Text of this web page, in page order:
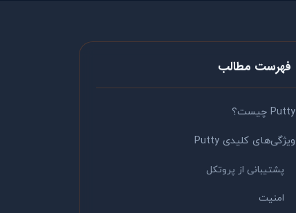
فهرست مطالب
Putty چیست؟
ویژگی‌های کلیدی Putty
پشتیبانی از پروتکل
امنیت